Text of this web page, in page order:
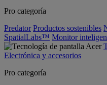
Pro categoría
Predator Productos sostenibles
SpatialLabs™ Monitor
Electrónica y accesorios
Pro categoría